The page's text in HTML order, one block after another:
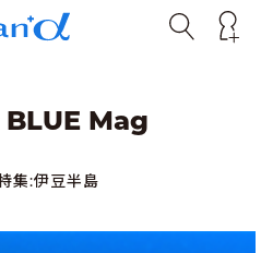
BLUE Mag
集:伊豆半島